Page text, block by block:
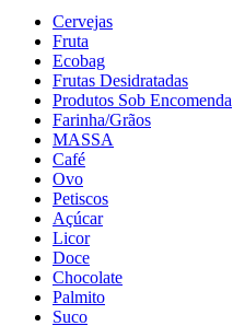
Cervejas
Fruta
Ecobag
Frutas Desidratadas
Produtos Sob Encomenda
Farinha/Grãos
MASSA
Café
Ovo
Petiscos
Açúcar
Licor
Doce
Chocolate
Palmito
Suco